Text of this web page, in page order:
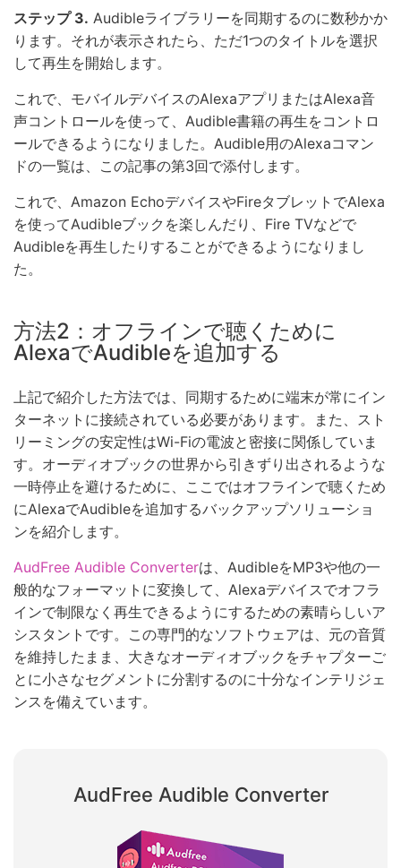
ステップ 3. Audibleライブラリーを同期するのに数秒かか
ります。それが表示されたら、ただ1つのタイトルを選択
して再生を開始します。
これで、モバイルデバイスのAlexaアプリまたはAlexa音
声コントロールを使って、Audible書籍の再生をコントロ
ールできるようになりました。Audible用のAlexaコマン
ドの一覧は、この記事の第3回で添付します。
これで、Amazon EchoデバイスやFireタブレットでAlexa
を使ってAudibleブックを楽しんだり、Fire TVなどで
Audibleを再生したりすることができるようになりまし
た。
方法2：オフラインで聴くために
AlexaでAudibleを追加する
上記で紹介した方法では、同期するために端末が常にイン
ターネットに接続されている必要があります。また、スト
リーミングの安定性はWi-Fiの電波と密接に関係していま
す。オーディオブックの世界から引きずり出されるような
一時停止を避けるために、ここではオフラインで聴くため
にAlexaでAudibleを追加するバックアップソリューショ
ンを紹介します。
AudFree Audible Converterは、AudibleをMP3や他の一
般的なフォーマットに変換して、Alexaデバイスでオフラ
インで制限なく再生できるようにするための素晴らしいア
シスタントです。この専門的なソフトウェアは、元の音質
を維持したまま、大きなオーディオブックをチャプターご
とに小さなセグメントに分割するのに十分なインテリジェ
ンスを備えています。
AudFree Audible Converter